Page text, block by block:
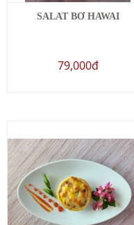
SALAT BƠ HAWAI
79,000đ